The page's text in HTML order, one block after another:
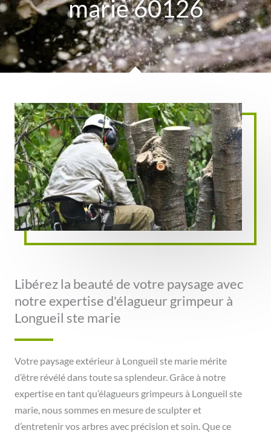
marie 60126
Libérez la beauté de votre paysage avec
notre expertise d'élagueur grimpeur à
Longueil ste marie
Votre paysage extérieur à Longueil ste marie mérite
d’être révélé dans toute sa splendeur. Grâce à notre
expertise en tant qu’élagueurs grimpeurs à Longueil ste
marie, nous sommes en mesure de sculpter et
d’entretenir vos arbres avec précision et soin. Que ce